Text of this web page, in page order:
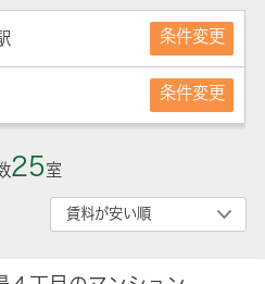
条件変更
条件変更
25室